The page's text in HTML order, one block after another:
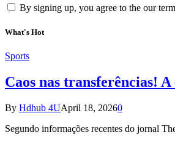
By signing up, you agree to the our
What's Hot
Sports
Caos nas transferências!
By Hdhub 4UApril 18, 20260
Segundo informações recentes do jornal